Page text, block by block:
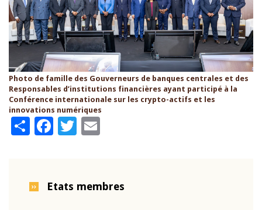
Photo de famille des Gouverneurs de banques centrales et des
Responsables d’institutions financières ayant participé à la
Conférence internationale sur les crypto-actifs et les
innovations numériques
ShareFacebook
Twitter
Etats membres